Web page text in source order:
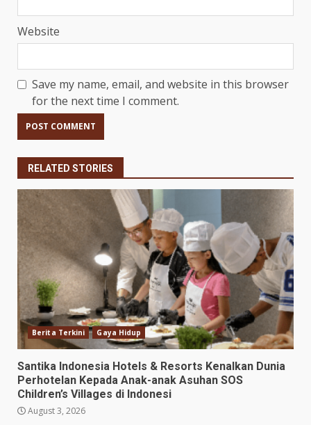
Website
Save my name, email, and website in this browser
for the next time I comment.
RELATED STORIES
Berita Terkini Gaya Hidup
Santika Indonesia Hotels & Resorts Kenalkan Dunia
Perhotelan Kepada Anak-anak Asuhan SOS
Children’s Villages di Indonesi
August 3, 2026